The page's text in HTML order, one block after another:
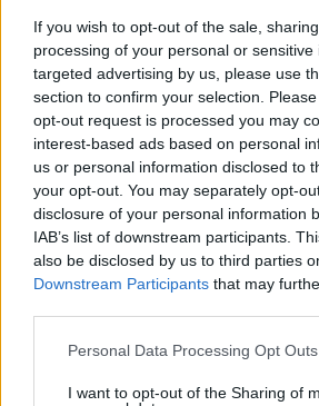
If you wish to opt-out of the sale,
processing of your personal or
targeted advertising by us, please use
section to confirm your selection.
opt-out request is processed you may
interest-based ads based on personal
us or personal information disclosed to
your opt-out. You may separately opt-
disclosure of your personal information
IAB’s list of downstream participants.
also be disclosed by us to third parties
Downstream Participants that may
Please note that this website/app uses
not limited to your visit or usage
Personal Data Processing Opt Outs
I want to opt-out of the Sharing of
Στη Μητρόπολη είναι αυτή την
υπουργός Εσωτερικών Μάκης
βουλευτής της ΝΔ Θανάσης
ανεξάρτητος βουλευτής,
Μπογδάνος, ο πρώην
Νικολόπουλος, ο πρώην
Δημήτρης Καμμένος.